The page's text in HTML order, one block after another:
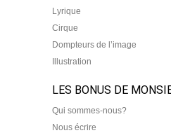
Lyrique
Cirque
Dompteurs de l’image
Illustration
LES BONUS DE
Qui sommes-nous?
Nous écrire